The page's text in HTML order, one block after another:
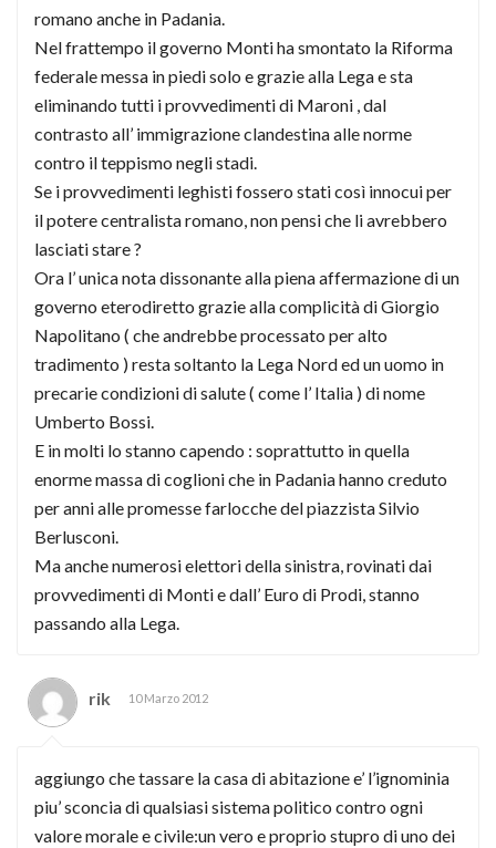
romano anche in Padania.
Nel frattempo il governo Monti ha smontato la Riforma
federale messa in piedi solo e grazie alla Lega e sta
eliminando tutti i provvedimenti di Maroni , dal
contrasto all’ immigrazione clandestina alle norme
contro il teppismo negli stadi.
Se i provvedimenti leghisti fossero stati così innocui per
il potere centralista romano, non pensi che li avrebbero
lasciati stare ?
Ora l’ unica nota dissonante alla piena affermazione di un
governo eterodiretto grazie alla complicità di Giorgio
Napolitano ( che andrebbe processato per alto
tradimento ) resta soltanto la Lega Nord ed un uomo in
precarie condizioni di salute ( come l’ Italia ) di nome
Umberto Bossi.
E in molti lo stanno capendo : soprattutto in quella
enorme massa di coglioni che in Padania hanno creduto
per anni alle promesse farlocche del piazzista Silvio
Berlusconi.
Ma anche numerosi elettori della sinistra, rovinati dai
provvedimenti di Monti e dall’ Euro di Prodi, stanno
passando alla Lega.
rik 10 Marzo 2012
aggiungo che tassare la casa di abitazione e’ l’ignominia
piu’ sconcia di qualsiasi sistema politico contro ogni
valore morale e civile:un vero e proprio stupro di uno dei